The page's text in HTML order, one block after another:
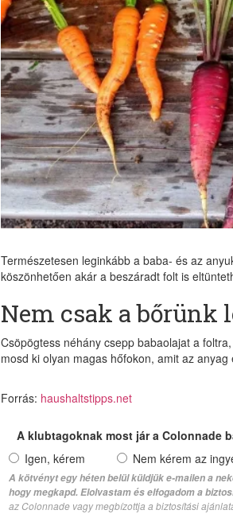
Természetesen leginkább a baba- és az
köszönhetően akár a beszáradt folt is
Nem csak a bőrünk
Csöpögtess néhány csepp babaolajat a
mosd ki olyan magas hőfokon, amit az anyag
Forrás: haushaltstipps.net
A klubtagoknak most jár a Colonnade
Igen, kérem
Nem kérem az
A kötvényt egy héten belül küldjük e-mailen a
hogy megkapd. Elolvastam és elfogadom a
az Colonnade vagy megbízottja a biztosítási